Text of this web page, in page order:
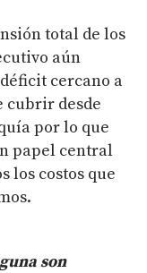
total de los
aún
cercano a
cubrir desde
por lo que
papel central
los costos que
son